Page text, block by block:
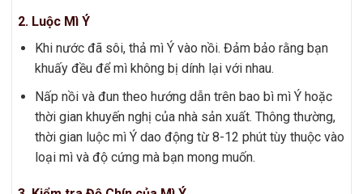
2. Luộc Mì Ý
Khi nước đã sôi, thả mì Ý vào nồi. Đảm bảo rằng bạn
khuấy đều để mì không bị dính lại với nhau.
Nấp nồi và đun theo hướng dẫn trên bao bì mì Ý hoặc
thời gian khuyến nghị của nhà sản xuất. Thông thường,
thời gian luộc mì Ý dao động từ 8-12 phút tùy thuộc vào
loại mì và độ cứng mà bạn mong muốn.